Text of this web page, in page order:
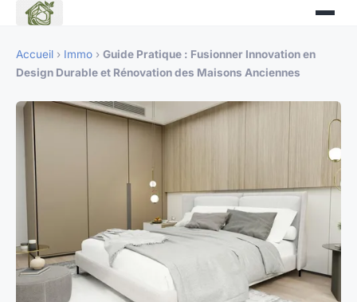
Accueil › Immo › Guide Pratique : Fusionner Innovation en
Design Durable et Rénovation des Maisons Anciennes